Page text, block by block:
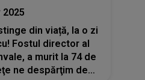
2025
din viață, la o zi
Fostul director al
a murit la 74 de
ne despărţim de